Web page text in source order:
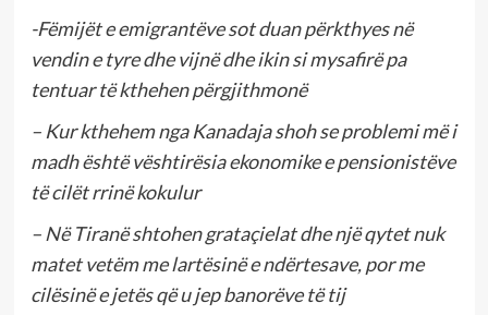
-Fëmijët e emigrantëve sot duan përkthyes në
vendin e tyre dhe vijnë dhe ikin si mysafirë pa
tentuar të kthehen përgjithmonë
– Kur kthehem nga Kanadaja shoh se problemi më i
madh është vështirësia ekonomike e pensionistëve
të cilët rrinë kokulur
– Në Tiranë shtohen grataçielat dhe një qytet nuk
matet vetëm me lartësinë e ndërtesave, por me
cilësinë e jetës që u jep banorëve të tij